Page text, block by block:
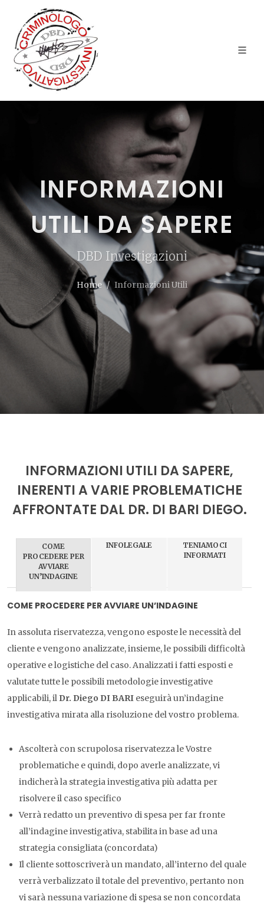
INFORMAZIONI
UTILI DA SAPERE
DBD Investigazioni
Home Informazioni Utili
INFORMAZIONI UTILI DA SAPERE,
INERENTI A VARIE PROBLEMATICHE
AFFRONTATE DAL DR. DI BARI DIEGO.
COME
PROCEDERE PER
AVVIARE
UN’INDAGINE
INFOLEGALE
TENIAMOCI
INFORMATI
COME PROCEDERE PER AVVIARE UN’INDAGINE
In assoluta riservatezza, vengono esposte le necessità del
cliente e vengono analizzate, insieme, le possibili difficoltà
operative e logistiche del caso. Analizzati i fatti esposti e
valutate tutte le possibili metodologie investigative
applicabili, il Dr. Diego DI BARI eseguirà un’indagine
investigativa mirata alla risoluzione del vostro problema.
Ascolterà con scrupolosa riservatezza le Vostre
problematiche e quindi, dopo averle analizzate, vi
indicherà la strategia investigativa più adatta per
risolvere il caso specifico
Verrà redatto un preventivo di spesa per far fronte
all’indagine investigativa, stabilita in base ad una
strategia consigliata (concordata)
Il cliente sottoscriverà un mandato, all’interno del quale
verrà verbalizzato il totale del preventivo, pertanto non
vi sarà nessuna variazione di spesa se non concordata